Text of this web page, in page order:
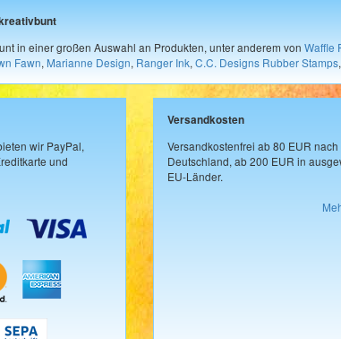
in einer großen Auswahl an Produkten, unter anderem von Waffle
Fawn, Marianne Design, Ranger Ink, C.C. Designs Rubber Stamps,
wir PayPal,
und
Versandkosten
Versandkostenfrei ab 80 EUR nach
Deutschland, ab 200 EUR in
EU-Länder.